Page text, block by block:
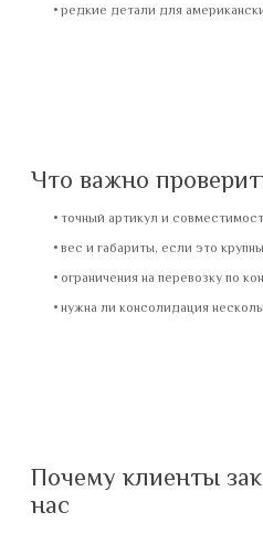
редкие детали для
Что важно
точный артикул и
вес и габариты, если это
ограничения на перевозку по
нужна ли консолидация
Почему клиенты
нас